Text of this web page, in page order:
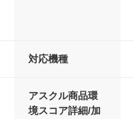
対応機種
アスクル商品環
境スコア詳細/加